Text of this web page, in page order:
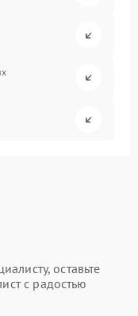
оставьте
с радостью